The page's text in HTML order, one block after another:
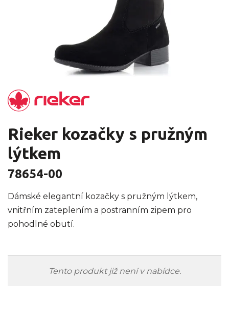
Rieker kozačky s pružným
lýtkem
78654-00
Dámské elegantní kozačky s pružným lýtkem,
vnitřním zateplením a postranním zipem pro
pohodlné obutí.
Tento produkt již není v nabídce.